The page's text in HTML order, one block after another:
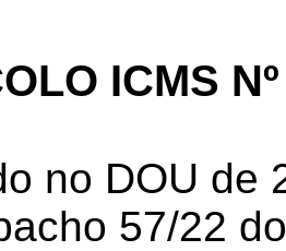
ICMS
no DOU de
57/22